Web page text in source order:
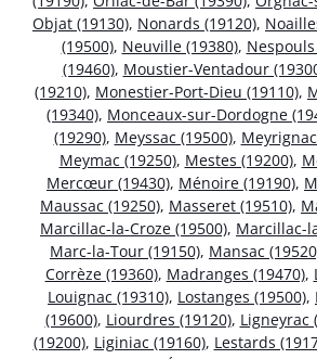
Objat (19130), Nonards (19120),
(19500), Neuville (19380),
(19460), Moustier-Ventadour
(19210), Monestier-Port-Dieu (19110),
(19340), Monceaux-sur-Dordogne
(19290), Meyssac (19500),
Meymac (19250), Mestes (19200),
Mercœur (19430), Ménoire (19190),
Maussac (19250), Masseret (19510),
Marcillac-la-Croze (19500), Marcillac-
Marc-la-Tour (19150), Mansac
Corrèze (19360), Madranges (19470),
Louignac (19310), Lostanges (19500),
(19600), Liourdres (19120), Ligneyrac
(19200), Liginiac (19160), Lestards